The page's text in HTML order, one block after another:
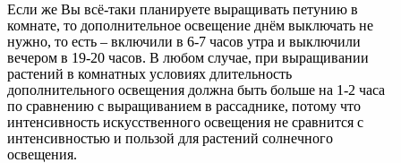
Если же Вы всё-таки планируете выращивать петунию в
комнате, то дополнительное освещение днём выключать не
нужно, то есть – включили в 6-7 часов утра и выключили
вечером в 19-20 часов. В любом случае, при выращивании
растений в комнатных условиях длительность
дополнительного освещения должна быть больше на 1-2 часа
по сравнению с выращиванием в рассаднике, потому что
интенсивность искусственного освещения не сравнится с
интенсивностью и пользой для растений солнечного
освещения.